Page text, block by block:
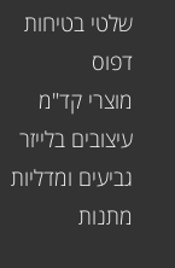
שלטי בטיחות
דפוס
מוצרי קד"מ
עיצובים בלייזר
גביעים ומדליות
מתנות